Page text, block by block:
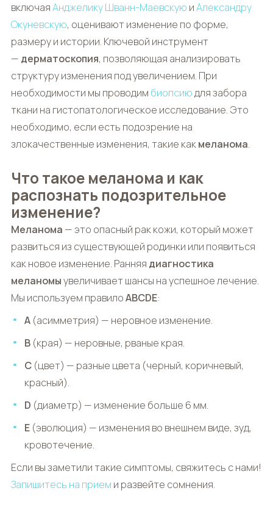
включаяАнджелику Шванн-Маевскую иАлександру
Окуневскую, оценивают изменение по форме,
размеру и истории. Ключевой инструмент
— дерматоскопия, позволяющая анализировать
структуру изменения под увеличением. При
необходимости мы проводим биопсиюдля забора
ткани на гистопатологическое исследование. Это
необходимо, если есть подозрение на
злокачественные изменения, такие какмеланома.
Что такое меланома и как
распознать подозрительное
изменение?
Меланома — это опасный рак кожи, который может
развиться из существующей родинки или появиться
как новое изменение. Ранняя диагностика
меланомыувеличивает шансы на успешное лечение.
Мы используем правилоABCDE:
A (асимметрия) — неровное изменение.
B (края) — неровные, рваные края.
C (цвет) — разные цвета (черный, коричневый,
красный).
D (диаметр) — изменение больше 6 мм.
E (эволюция) — изменения во внешнем виде, зуд,
кровотечение.
Если вы заметили такие симптомы, свяжитесь с нами!
Запишитесь на прием и развейте сомнения.